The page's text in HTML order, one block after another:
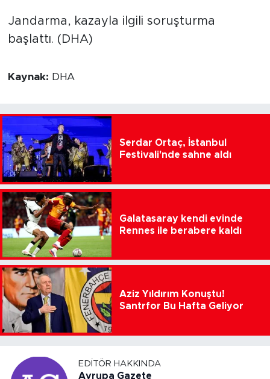
Jandarma, kazayla ilgili soruşturma
başlattı. (DHA)
Kaynak: DHA
Serdar Ortaç, İstanbul
Festivali'nde sahne aldı
Galatasaray kendi evinde
Rennes ile berabere kaldı
Aziz Yıldırım Konuştu!
Santrfor Bu Hafta Geliyor
EDITÖR HAKKINDA
Avrupa Gazete